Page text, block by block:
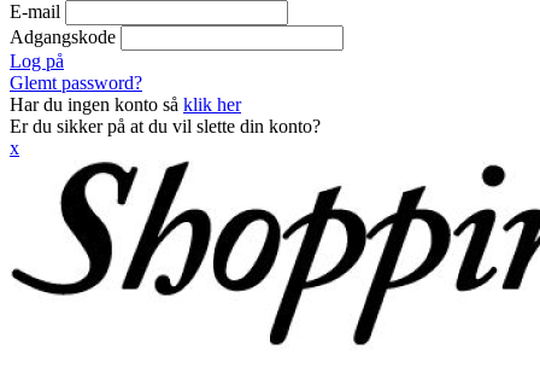
E-mail
Adgangskode
Log på
Glemt password?
Har du ingen konto så klik her
Er du sikker på at du vil slette din konto?
x